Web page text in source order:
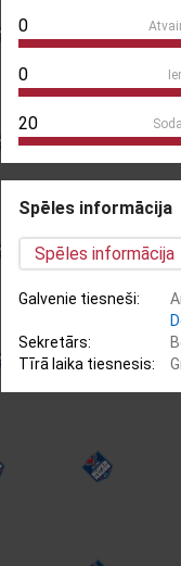
0
0
20
Spēles informācija
Spēles informācija
Galvenie tiesneši:
Sekretārs:
Tīrā laika tiesnesis: